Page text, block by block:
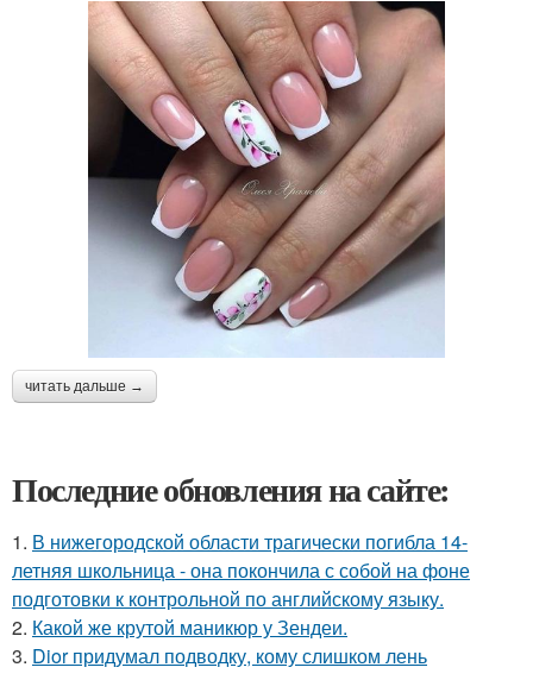
читать дальше →
Последние обновления на сайте:
1. В нижегородской области трагически погибла 14-
летняя школьница - она покончила с собой на фоне
подготовки к контрольной по английскому языку.
2. Какой же крутой маникюр у Зендеи.
3. Dior придумал подводку, кому слишком лень